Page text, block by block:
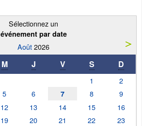
Sélectionnez un
événement par date
Août2026
M J V S D
1
2
5 6 7 8
9
12 13 14 15
16
19 20 21 22
23